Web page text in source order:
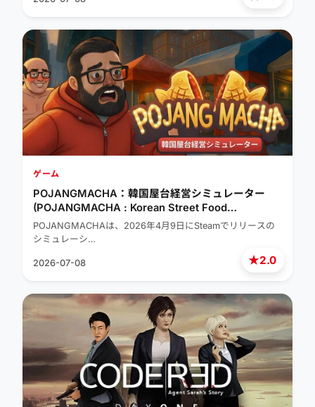
★2.0
ゲーム
POJANGMACHA：韓国屋台経営シミュレーター
(POJANGMACHA : Korean Street Food
Management Simulator)
POJANGMACHAは、2026年4月9日にSteamでリリースの
シミュレーシ…
2026-07-08